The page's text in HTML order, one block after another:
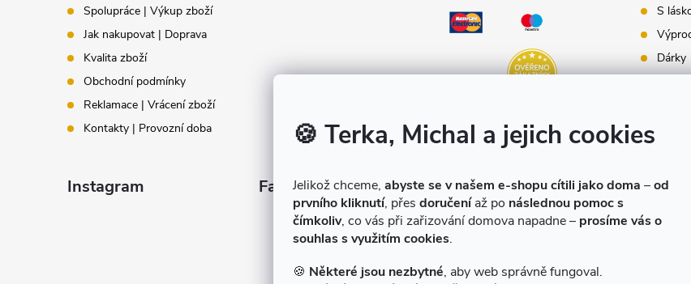
🍪 Terka, Michal a jejich cookies
Jelikož chceme, abyste se v našem e-shopu cítili jako doma –od
prvního kliknutí, přes doručeníaž po následnou pomoc s
čímkoliv, co vás při zařizování domova napadne – prosíme vás o
souhlas s využitím cookies.
🍪 Některé jsou nezbytné, aby web správně fungoval.
Spolupráce | Výkup zboží
Jak nakupovat | Doprava
Kvalita zboží
Obchodní podmínky
Reklamace | Vrácení zboží
Kontakty | Provozní doba
S
Dárky
e-
Instagram Facebook